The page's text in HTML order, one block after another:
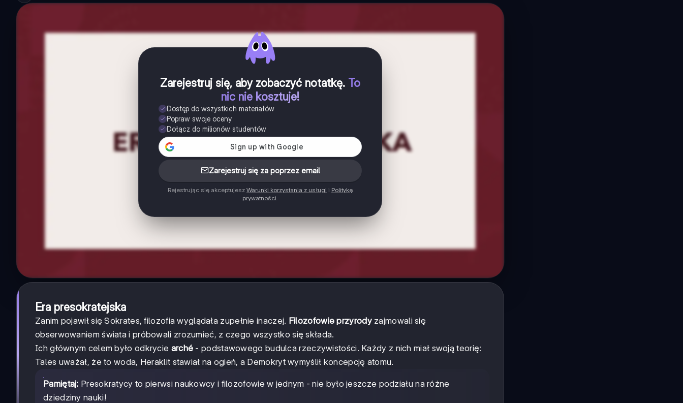
Zarejestruj się, aby zobaczyć notatkę. To
nic nie kosztuje!
Dostęp do wszystkich materiałów
Popraw swoje oceny
Dołącz do milionów studentów
Zarejestruj się za poprzez email
Rejestrując się akceptujesz Warunki korzystania z usługi i Politykę
prywatności
Era presokratejska
Zanim pojawił się Sokrates, filozofia wyglądała zupełnie inaczej. Filozofowie przyrodyzajmowali się
obserwowaniem świata i próbowali zrozumieć, z czego wszystko się składa.
Ich głównym celem było odkrycie arché - podstawowego budulca rzeczywistości. Każdy z nich miał swoją teorię:
Tales uważał, że to woda, Heraklit stawiał na ogień, a Demokryt wymyślił koncepcję atomu.
Pamiętaj: Presokratycy to pierwsi naukowcy i filozofowie w jednym - nie było jeszcze podziału na różne
dziedziny nauki!